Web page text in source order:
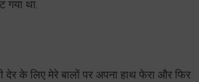
गया था.
के लिए मेरे बालों पर अपना हाथ फेरा और फिर